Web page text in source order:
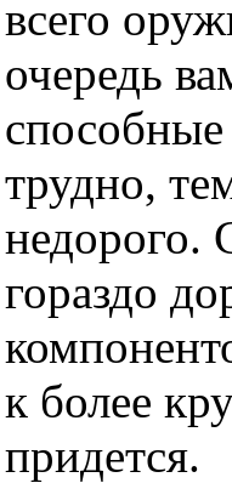
всего
очередь
способные
трудно,
недорого.
гораздо
к более
придется.